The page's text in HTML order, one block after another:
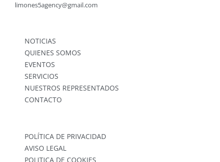
limones5agency@gmail.com
NOTICIAS
QUIENES SOMOS
EVENTOS
SERVICIOS
NUESTROS REPRESENTADOS
CONTACTO
POLÍTICA DE PRIVACIDAD
AVISO LEGAL
POLITICA DE COOKIES